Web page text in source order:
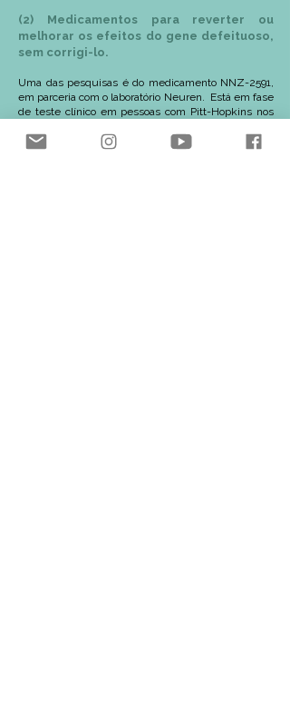
(2) Medicamentos para reverter ou
melhorar os efeitos do gene defeituoso,
sem corrigi-lo.
Uma das pesquisas é do medicamento NNZ-2591,
em parceria com o laboratório Neuren. Está em fase
de teste clínico em pessoas com Pitt-Hopkins nos